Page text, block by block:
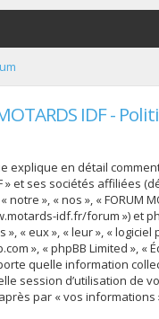
nous
IDF -
explique en détail comment
» et ses sociétés affiliées
notre », « nos », « FORUM
idf.fr/forum ») et
», « eux », « leur », « logiciel
», « phpBB Limited », «
quelle information
session d’utilisation de
par « vos informations